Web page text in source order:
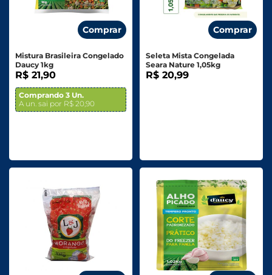
Comprar
Mistura Brasileira Congelado
Daucy 1kg
R$ 21,90
Comprando 3 Un.
A un. sai por R$ 20,90
Comprar
Seleta Mista Congelada
Seara Nature 1,05kg
R$ 20,99